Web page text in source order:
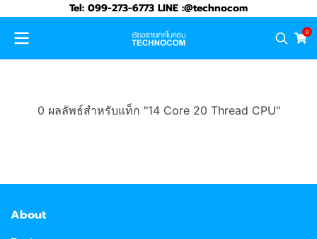
Tel: 099-273-6773 LINE :@technocom
0
0 ผลลัพธ์สำหรับแท็ก "14 Core 20 Thread CPU"
About